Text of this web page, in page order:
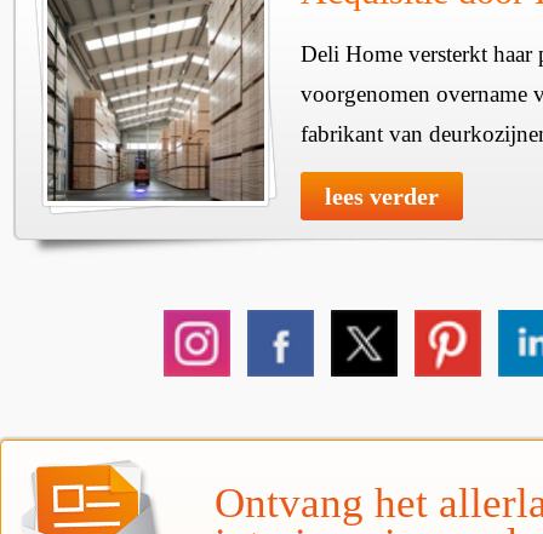
Deli Home versterkt haar
voorgenomen overname
fabrikant van
lees verder
Ontvang het